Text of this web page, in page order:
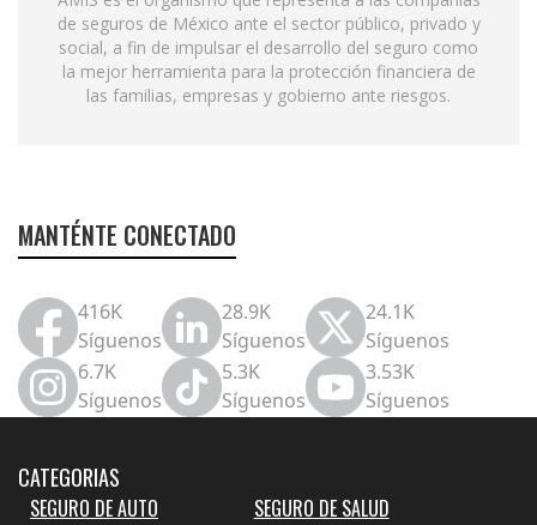
de seguros de México ante el sector público, privado y
social, a fin de impulsar el desarrollo del seguro como
la mejor herramienta para la protección financiera de
las familias, empresas y gobierno ante riesgos.
MANTÉNTE CONECTADO
416K
Síguenos
28.9K
Síguenos
24.1K
Síguenos
6.7K
Síguenos
5.3K
Síguenos
3.53K
Síguenos
CATEGORIAS
SEGURO DE AUTO
SEGURO DE SALUD